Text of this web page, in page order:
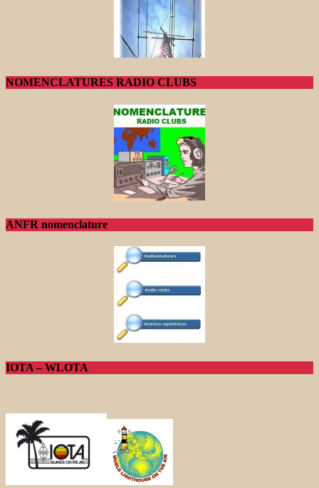
NOMENCLATURES RADIO CLUBS
ANFR nomenclature
IOTA – WLOTA